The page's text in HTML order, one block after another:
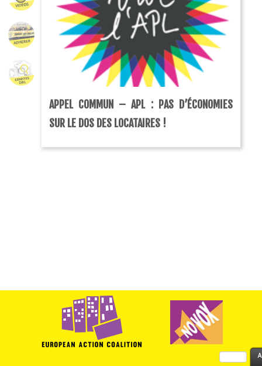
APPEL COMMUN – APL : PAS D’ÉCONOMIES
SUR LE DOS DES LOCATAIRES !
Rechercher :